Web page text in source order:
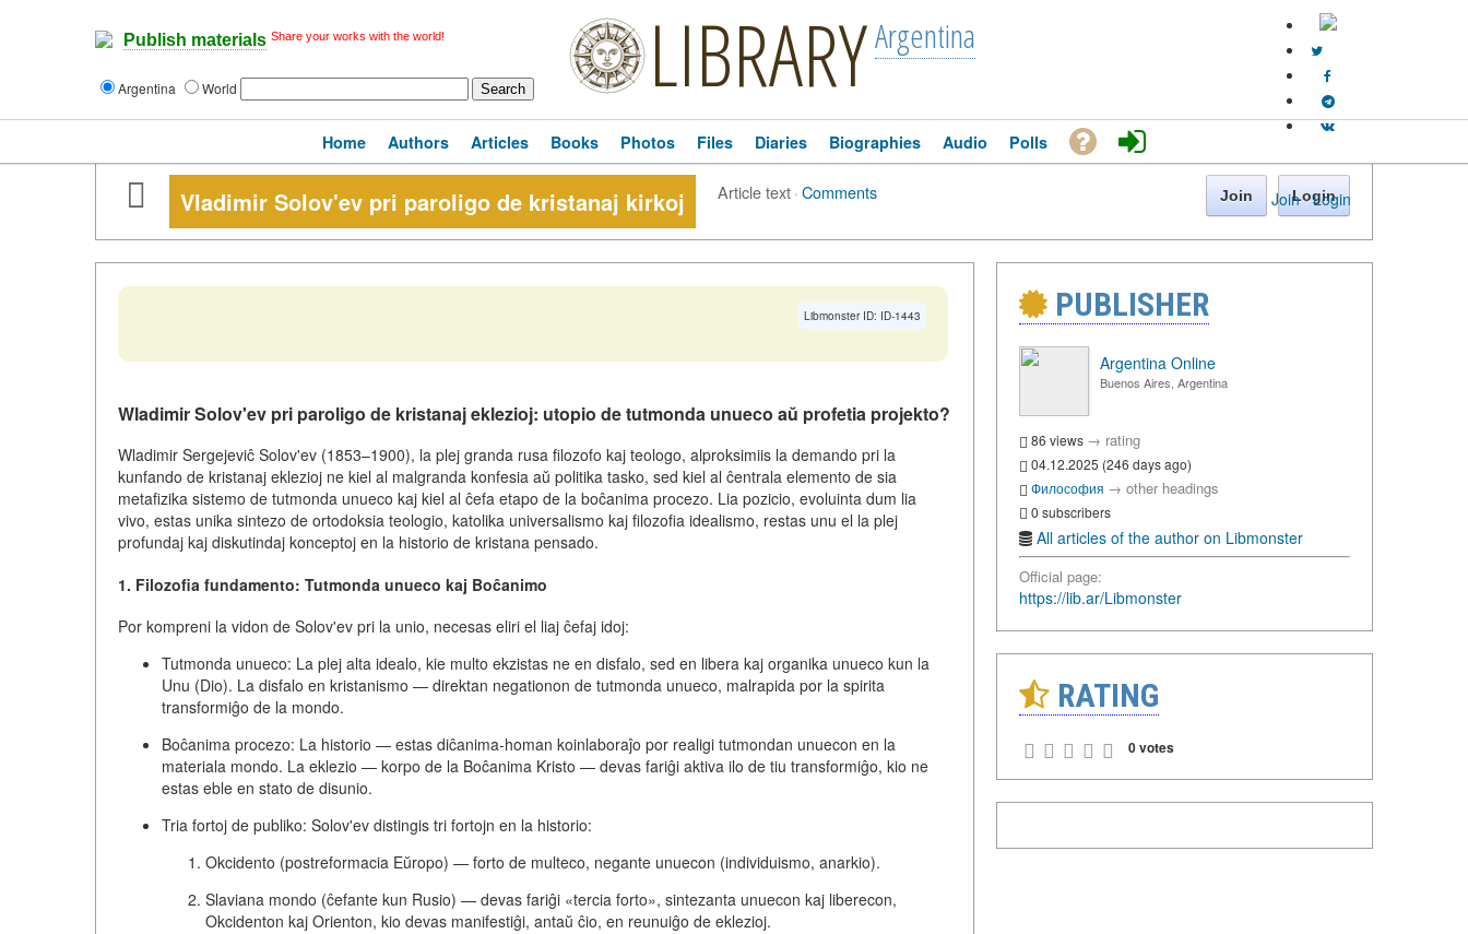
Publish materials Share your works with the world!
Argentina World LIBRARYArgentina
Join · Login
Home Authors Articles Books Photos Files Diaries Biographies Audio Polls
Vladimir Solov'ev pri paroligo de kristanaj kirkoj Article text·Comments Join Login
Libmonster ID: ID-1443
Wladimir Solov'ev pri paroligo de kristanaj eklezioj: utopio de tutmonda unueco aŭ profetia projekto?
Wladimir Sergejeviĉ Solov'ev (1853–1900), la plej granda rusa filozofo kaj teologo, alproksimiis la demando pri la
kunfando de kristanaj eklezioj ne kiel al malgranda konfesia aŭ politika tasko, sed kiel al ĉentrala elemento de sia
metafizika sistemo de tutmonda unueco kaj kiel al ĉefa etapo de la boĉanima procezo. Lia pozicio, evoluinta dum lia
vivo, estas unika sintezo de ortodoksia teologio, katolika universalismo kaj filozofia idealismo, restas unu el la plej
profundaj kaj diskutindaj konceptoj en la historio de kristana pensado.
1. Filozofia fundamento: Tutmonda unueco kaj Boĉanimo
Por kompreni la vidon de Solov'ev pri la unio, necesas eliri el liaj ĉefaj idoj:
Tutmonda unueco: La plej alta idealo, kie multo ekzistas ne en disfalo, sed en libera kaj organika unueco kun la
Unu (Dio). La disfalo en kristanismo — direktan negationon de tutmonda unueco, malrapida por la spirita
transformiĝo de la mondo.
Boĉanima procezo: La historio — estas diĉanima-homan koinlaboraĵo por realigi tutmondan unuecon en la
materiala mondo. La eklezio — korpo de la Boĉanima Kristo — devas fariĝi aktiva ilo de tiu transformiĝo, kio ne
estas eble en stato de disunio.
Tria fortoj de publiko: Solov'ev distingis tri fortojn en la historio:
Okcidento (postreformacia Eŭropo) — forto de multeco, negante unuecon (individuismo, anarkio).
Slaviana mondo (ĉefante kun Rusio) — devas fariĝi «tercia forto», sintezanta unuecon kaj liberecon,
Okcidenton kaj Orienton, kio devas manifestiĝi, antaŭ ĉio, en reunuiĝo de eklezioj.
PUBLISHER
Argentina Online
Buenos Aires, Argentina
86 views → rating
04.12.2025 (246 days ago)
Философия → other headings
0 subscribers
All articles of the author on Libmonster
Official page:
https://lib.ar/Libmonster
RATING
0 votes